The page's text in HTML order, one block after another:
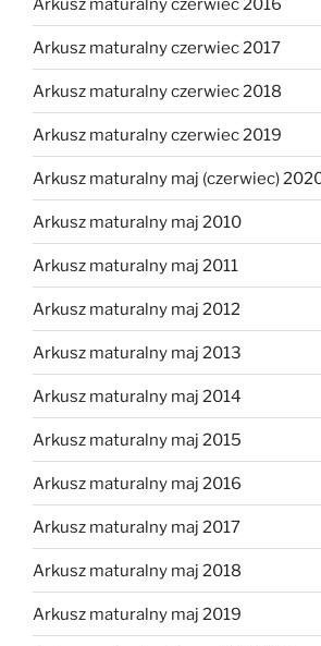
Arkusz maturalny czerwiec 2017
Arkusz maturalny czerwiec 2018
Arkusz maturalny czerwiec 2019
Arkusz maturalny maj (czerwiec)
Arkusz maturalny maj 2010
Arkusz maturalny maj 2011
Arkusz maturalny maj 2012
Arkusz maturalny maj 2013
Arkusz maturalny maj 2014
Arkusz maturalny maj 2015
Arkusz maturalny maj 2016
Arkusz maturalny maj 2017
Arkusz maturalny maj 2018
Arkusz maturalny maj 2019